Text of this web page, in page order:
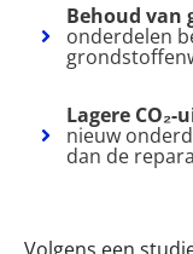
Behoud van
onderdelen
Lagere
nieuw
dan de
Volgens een